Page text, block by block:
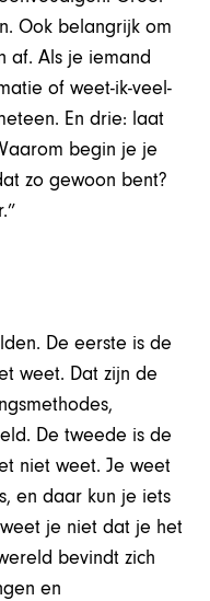
Ook belangrijk om
af. Als je iemand
of weet-ik-veel-
En drie: laat
begin je je
zo gewoon bent?
De eerste is de
weet. Dat zijn de
De tweede is de
niet weet. Je weet
en daar kun je iets
je niet dat je het
bevindt zich
en